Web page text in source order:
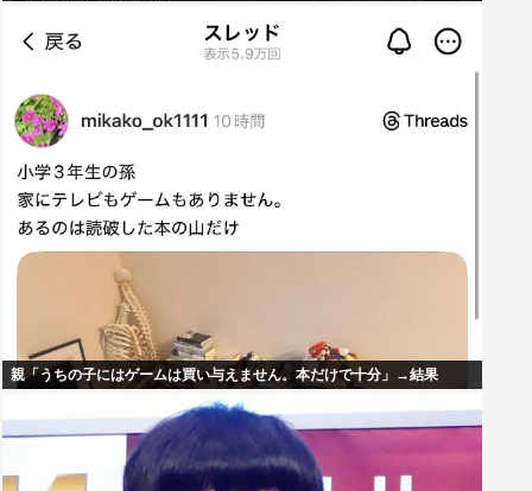
親「うちの子にはゲームは買い与えません。本だけで十分」→結果